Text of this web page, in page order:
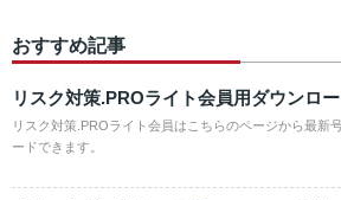
おすすめ記事
リスク対策.PROライト会員用ダウンロ
リスク対策.PROライト会員はこちらのページから最新
ードできます。